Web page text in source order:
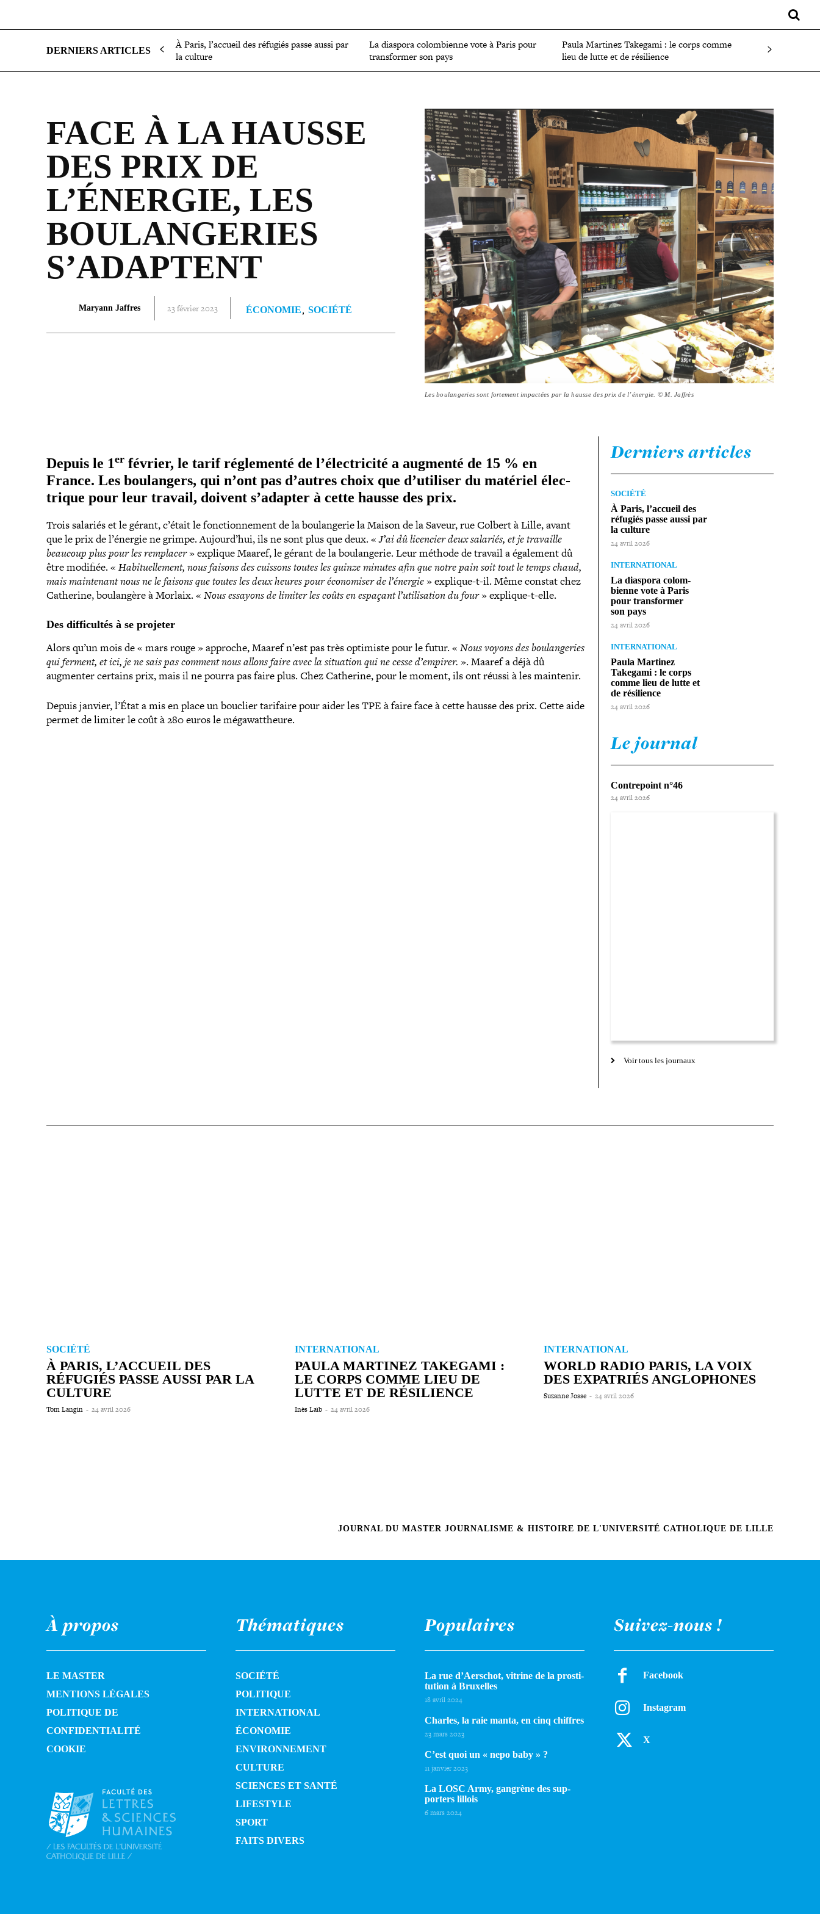
DERNIERS ARTICLES
À Paris, l’accueil des réfugiés passe aussi par
la culture
La diaspora colom­bienne vote à Paris pour
trans­for­mer son pays
Paula Martinez Takegami : le corps comme
lieu de lutte et de résilience
FACE À LA HAUSSE
DES PRIX DE
L’ÉNERGIE, LES
BOU­LAN­GE­RIES
S’ADAPTENT
Maryann Jaffres 23 février 2023 ÉCONOMIE SOCIÉTÉ
Les boulangeries sont fortement impactées par la hausse des prix de l’énergie. © M. Jaffrès
Depuis le 1er février, le tarif régle­menté de l’électricité a augmenté de 15 % en
France. Les bou­lan­gers, qui n’ont pas d’autres choix que d’utiliser du matériel élec­
trique pour leur travail, doivent s’adapter à cette hausse des prix.
Trois salariés et le gérant, c’était le fonc­tion­ne­ment de la bou­lan­ge­rie la Maison de la Saveur, rue Colbert à Lille, avant
que le prix de l’énergie ne grimpe. Aujourd’hui, ils ne sont plus que deux. «J’ai dû licencier deux salariés, et je travaille
beaucoup plus pour les remplacer» explique Maaref, le gérant de la bou­lan­ge­rie. Leur méthode de travail a également dû
être modifiée. « Habituellement, nous faisons des cuissons toutes les quinze minutes afin que notre pain soit tout le temps chaud,
mais main­te­nant nous ne le faisons que toutes les deux heures pour éco­no­mi­ser de l’énergie » explique-​t-​il. Même constat chez
Catherine, bou­lan­gère à Morlaix. « Nous essayons de limiter les coûts en espaçant l’utilisation du four» explique-​t-​elle.
Des dif­fi­cul­tés à se projeter
Alors qu’un mois de « mars rouge » approche, Maaref n’est pas très optimiste pour le futur. « Nous voyons des bou­lan­ge­ries
qui ferment, et ici, je ne sais pas comment nous allons faire avec la situation qui ne cesse d’empirer. ». Maaref a déjà dû
augmenter certains prix, mais il ne pourra pas faire plus. Chez Catherine, pour le moment, ils ont réussi à les maintenir.
Depuis janvier, l’État a mis en place un bouclier tarifaire pour aider les TPE à faire face à cette hausse des prix. Cette aide
permet de limiter le coût à 280 euros le mégawattheure.
Derniers articles
SOCIÉTÉ
À Paris, l’accueil des
réfugiés passe aussi par
la culture
24 avril 2026
INTERNATIONAL
La diaspora colom­
bienne vote à Paris
pour trans­for­mer
son pays
24 avril 2026
INTERNATIONAL
Paula Martinez
Takegami : le corps
comme lieu de lutte et
de résilience
24 avril 2026
Le journal
Contrepoint n°46
24 avril 2026
Voir tous les journaux
SOCIÉTÉ
À PARIS, L’ACCUEIL DES
RÉFUGIÉS PASSE AUSSI PAR LA
CULTURE
Tom Langin - 24 avril 2026
INTERNATIONAL
PAULA MARTINEZ TAKEGAMI :
LE CORPS COMME LIEU DE
LUTTE ET DE RÉSILIENCE
Inès Laïb - 24 avril 2026
INTERNATIONAL
WORLD RADIO PARIS, LA VOIX
DES EXPATRIÉS ANGLOPHONES
Suzanne Josse - 24 avril 2026
JOURNAL DU MASTER JOURNALISME & HISTOIRE DE L'UNIVERSITÉ CATHOLIQUE DE LILLE
À propos
LE MASTER
MENTIONS LÉGALES
POLITIQUE DE
CONFIDENTIALITÉ
COOKIE
Thématiques
SOCIÉTÉ
POLITIQUE
INTERNATIONAL
ÉCONOMIE
ENVIRONNEMENT
CULTURE
SCIENCES ET SANTÉ
LIFESTYLE
SPORT
FAITS DIVERS
Populaires
La rue d’Aerschot, vitrine de la pros­ti­
tu­tion à Bruxelles
18 avril 2024
Charles, la raie manta, en cinq chiffres
23 mars 2023
C’est quoi un « nepo baby » ?
11 janvier 2023
La LOSC Army, gangrène des sup­
por­ters lillois
6 mars 2024
Suivez-nous !
Facebook
Instagram
X